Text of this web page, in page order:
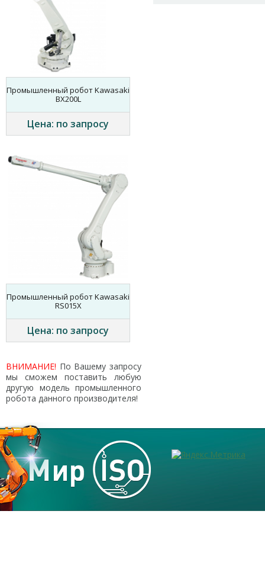
Промышленный робот Kawasaki
BX200L
Цена: по запросу
Промышленный робот Kawasaki
RS015X
Цена: по запросу
ВНИМАНИЕ! По Вашему запросу
мы сможем поставить любую
другую модель промышленного
робота данного производителя!